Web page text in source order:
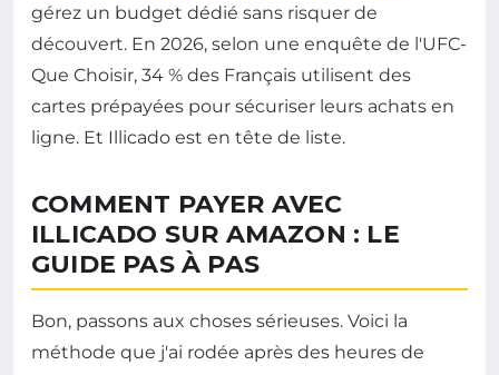
gérez un budget dédié sans risquer de
découvert. En 2026, selon une enquête de l'UFC-
Que Choisir, 34 % des Français utilisent des
cartes prépayées pour sécuriser leurs achats en
ligne. Et Illicado est en tête de liste.
COMMENT PAYER AVEC
ILLICADO SUR AMAZON : LE
GUIDE PAS À PAS
Bon, passons aux choses sérieuses. Voici la
méthode que j'ai rodée après des heures de